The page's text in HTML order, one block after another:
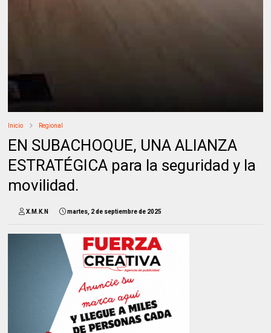
Inicio Regional
EN SUBACHOQUE, UNA ALIANZA
ESTRATÉGICA para la seguridad y la
movilidad.
X.M.K.N martes, 2 de septiembre de 2025